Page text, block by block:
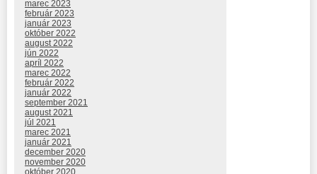
marec 2023
február 2023
január 2023
október 2022
august 2022
jún 2022
apríl 2022
marec 2022
február 2022
január 2022
september 2021
august 2021
júl 2021
marec 2021
január 2021
december 2020
november 2020
október 2020